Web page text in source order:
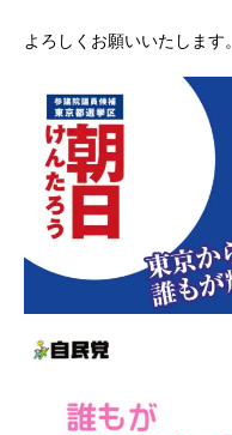
よろしくお願いいたします。